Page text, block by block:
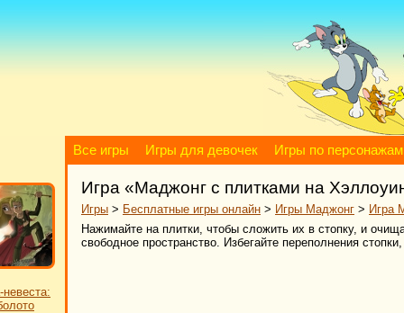
Все игры Игры для девочек Игры по персонажам
Игра «Маджонг с плитками на
Игры > Бесплатные игры онлайн > Игры Маджонг > Игра
Нажимайте на плитки, чтобы сложить их в стопку, и
свободное пространство. Избегайте переполнения